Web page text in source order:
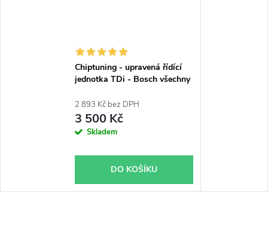
Chiptuning - upravená řídící
jednotka TDi - Bosch všechny
2 893 Kč bez DPH
3 500 Kč
Skladem
DO KOŠÍKU